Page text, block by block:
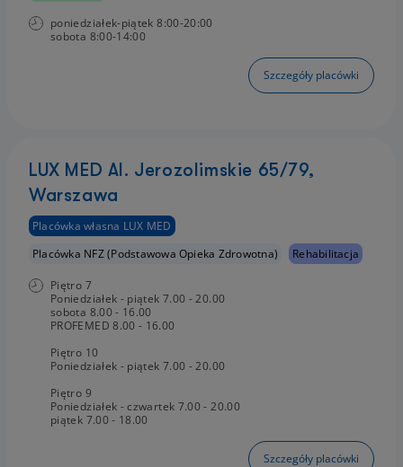
poniedziałek-piątek 8:00-20:00
sobota 8:00-14:00
Szczegóły placówki
LUX MED Al. Jerozolimskie 65/79,
Warszawa
Placówka własna LUX MED
Placówka NFZ (Podstawowa Opieka Zdrowotna)
Rehabilitacja
Piętro 7
Poniedziałek - piątek 7.00 - 20.00
sobota 8.00 - 16.00
PROFEMED 8.00 - 16.00
Piętro 10
Poniedziałek - piątek 7.00 - 20.00
Piętro 9
Poniedziałek - czwartek 7.00 - 20.00
piątek 7.00 - 18.00
Szczegóły placówki